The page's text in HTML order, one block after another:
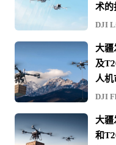
术的
DJI
大疆
及
人机
DJI
大疆
和